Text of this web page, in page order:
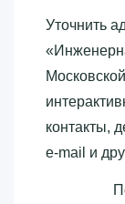
Уточнить
контакты,
e-mail и